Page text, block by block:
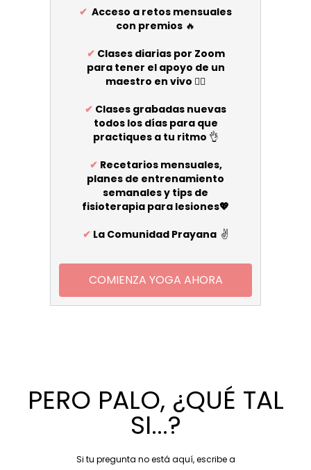
✔ Acceso a retos mensuales
con premios 🔥
✔ Clases diarias por Zoom
para tener el apoyo de un
maestro en vivo 🧘‍♀️
✔ Clases grabadas nuevas
todos los días para que
practiques a tu ritmo 👌
✔ Recetarios mensuales,
planes de entrenamiento
semanales y tips de
fisioterapia para lesiones💖
✔ La Comunidad Prayana ✌️
COMIENZA YOGA AHORA
PERO PALO, ¿QUÉ TAL
SI...?
Si tu pregunta no está aquí, escribe a